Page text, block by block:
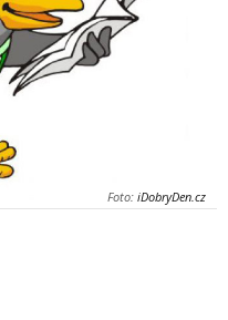
Foto: iDobryDen.cz